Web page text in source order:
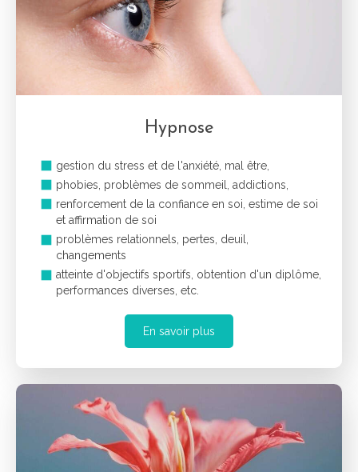
Hypnose
gestion du stress et de l'anxiété, mal être,
phobies, problèmes de sommeil, addictions,
renforcement de la confiance en soi, estime de soi
et affirmation de soi
problèmes relationnels, pertes, deuil,
changements
atteinte d'objectifs sportifs, obtention d'un diplôme,
performances diverses, etc.
En savoir plus